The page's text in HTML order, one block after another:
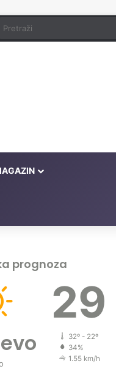
prognoza
29
32º - 22º
34%
1.55 km/h